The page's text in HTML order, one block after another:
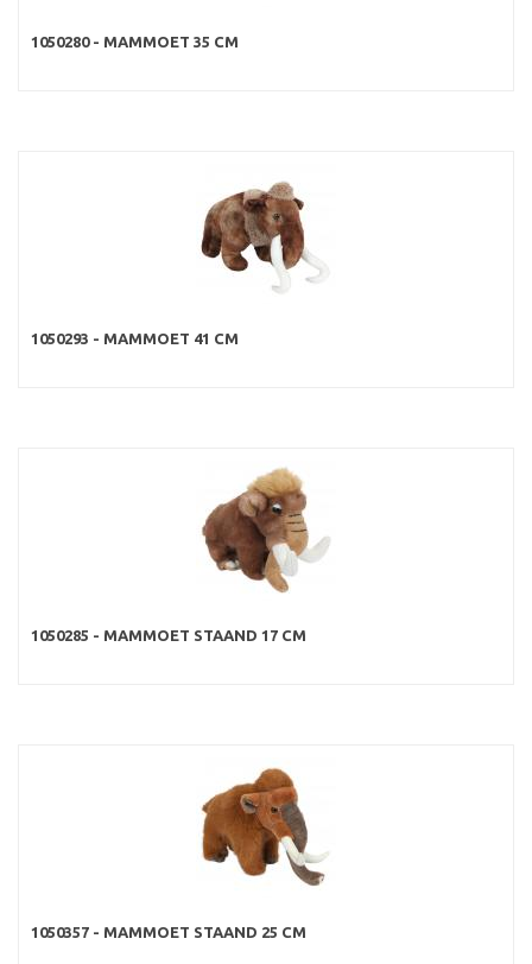
1050280 - MAMMOET 35 CM
1050293 - MAMMOET 41 CM
1050285 - MAMMOET STAAND 17 CM
1050357 - MAMMOET STAAND 25 CM